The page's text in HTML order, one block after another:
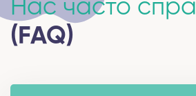
Нас часто
(FAQ)